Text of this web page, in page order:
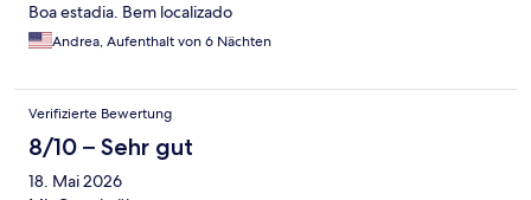
Boa estadia. Bem localizado
Andrea, Aufenthalt von 6 Nächten
Verifizierte Bewertung
8/10 – Sehr gut
18. Mai 2026